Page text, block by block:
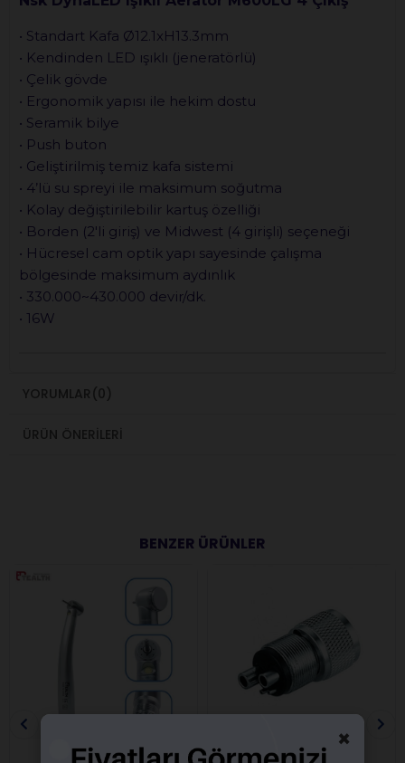
• Standart Kafa Ø12.1xH13.3mm
• Kendinden LED ışıklı (jeneratörlü)
• Çelik gövde
• Ergonomik yapısı ile hekim dostu
• Seramik bilye
• Push buton
• Geliştirilmiş temiz kafa sistemi
• 4’lü su spreyi ile maksimum soğutma
• Kolay değiştirilebilir kartuş özelliği
• Borden (2'li giriş) ve Midwest (4 girişli) seçeneği
• Hücresel cam optik yapı sayesinde çalışma
bölgesinde maksimum aydınlık
• 330.000~430.000 devir/dk.
• 16W
YORUMLAR (0)
ÜRÜN ÖNERILERI
BENZER ÜRÜNLER
×